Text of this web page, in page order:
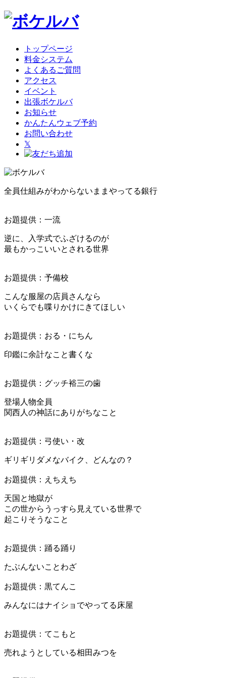
トップページ
料金システム
よくあるご質問
アクセス
イベント
出張ボケルバ
お知らせ
かんたんウェブ予約
お問い合わせ
𝕏
全員仕組みがわからないままやってる銀行
お題提供：一流
逆に、入学式でふざけるのが
最もかっこいいとされる世界
お題提供：予備校
こんな服屋の店員さんなら
いくらでも喋りかけにきてほしい
お題提供：おる・にちん
印鑑に余計なこと書くな
お題提供：グッチ裕三の歯
登場人物全員
関西人の神話にありがちなこと
お題提供：弓使い・改
ギリギリダメなバイク、どんなの？
お題提供：えちえち
天国と地獄が
この世からうっすら見えている世界で
起こりそうなこと
お題提供：踊る踊り
たぶんないことわざ
お題提供：黒てんこ
みんなにはナイショでやってる床屋
お題提供：てこもと
売れようとしている相田みつを